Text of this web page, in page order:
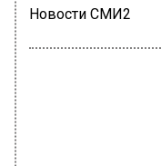
Новости СМИ2